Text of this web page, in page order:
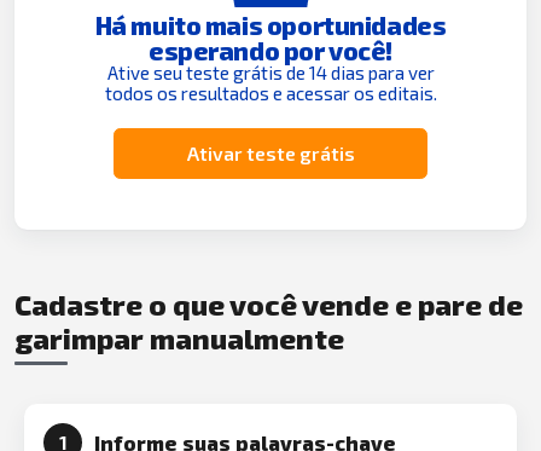
Há muito mais oportunidades
esperando por você!
Ative seu teste grátis de 14 dias para ver
todos os resultados e acessar os editais.
Ativar teste grátis
Cadastre o que você vende e pare de
garimpar manualmente
1 Informe suas palavras-chave